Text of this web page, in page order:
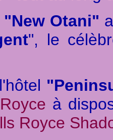
"New Otani"
", le
à
Royce